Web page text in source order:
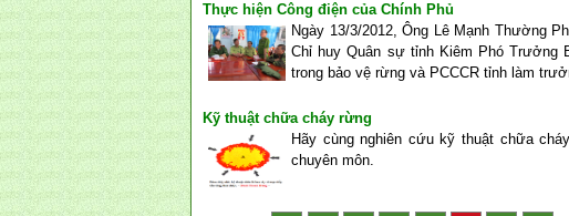
Thực hiện Công điện của Chính Phủ
Ngày 13/3/2012, Ông Lê Mạnh Thường
Chỉ huy Quân sự tỉnh Kiêm Phó Trưởng
trong bảo vệ rừng và PCCCR tỉnh làm
Kỹ thuật chữa cháy rừng
Hãy cùng nghiên cứu kỹ thuật chữa
chuyên môn.